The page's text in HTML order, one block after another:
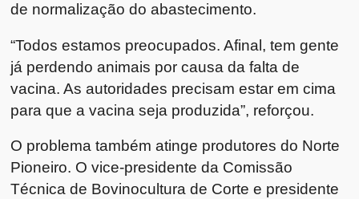
de normalização do abastecimento.
“Todos estamos preocupados. Afinal, tem gente
já perdendo animais por causa da falta de
vacina. As autoridades precisam estar em cima
para que a vacina seja produzida”, reforçou.
O problema também atinge produtores do Norte
Pioneiro. O vice-presidente da Comissão
Técnica de Bovinocultura de Corte e presidente